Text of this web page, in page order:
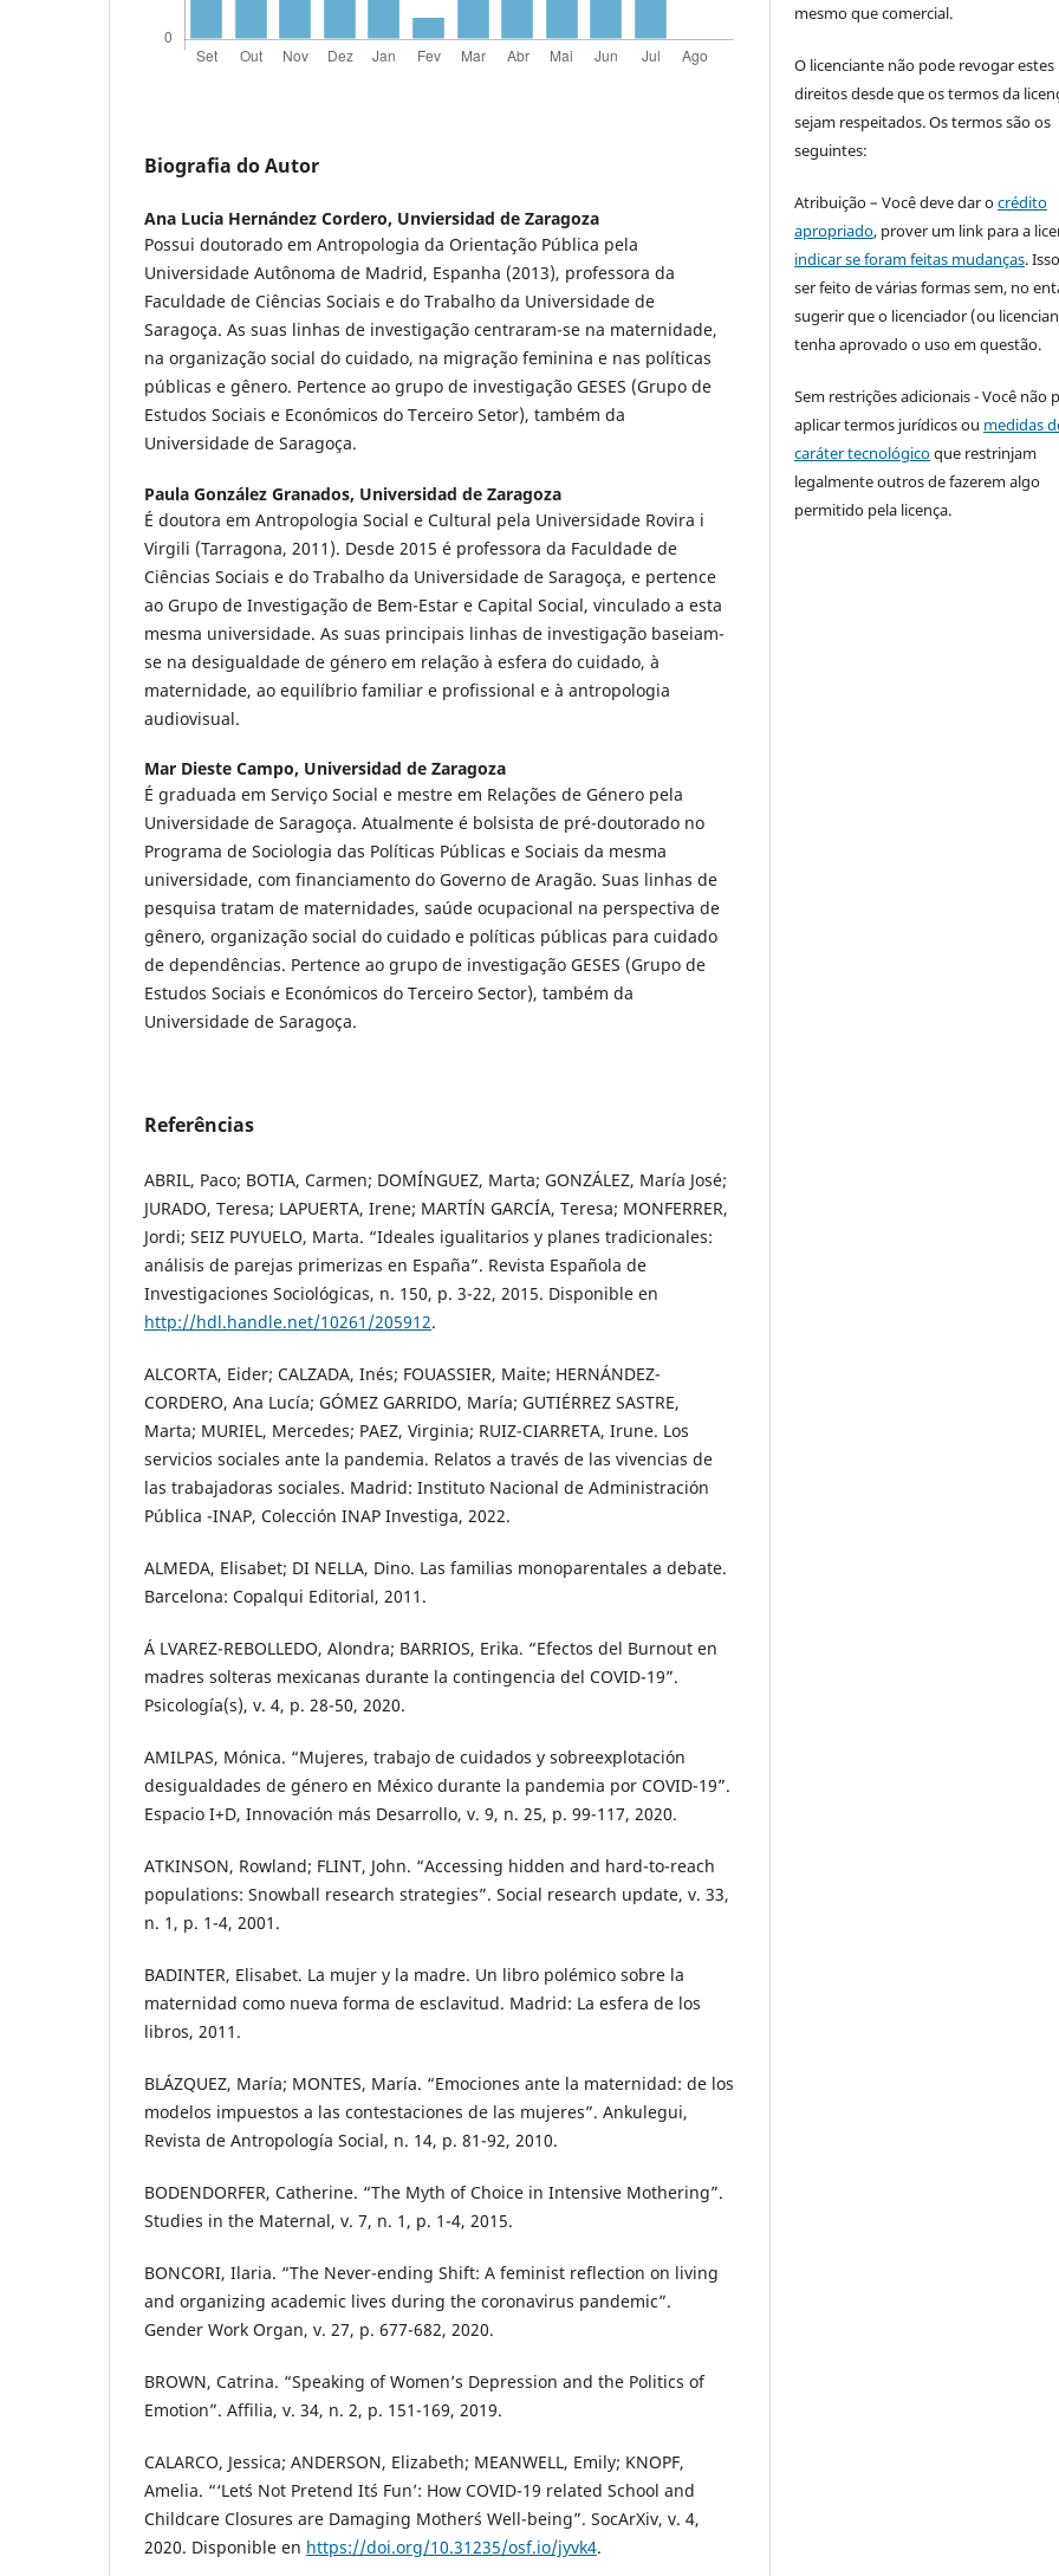
Biografia do Autor
Ana Lucia Hernández Cordero, Unviersidad de Zaragoza
Possui doutorado em Antropologia da Orientação Pública pela
Universidade Autônoma de Madrid, Espanha (2013), professora da
Faculdade de Ciências Sociais e do Trabalho da Universidade de
Saragoça. As suas linhas de investigação centraram-se na maternidade,
na organização social do cuidado, na migração feminina e nas políticas
públicas e gênero. Pertence ao grupo de investigação GESES (Grupo de
Estudos Sociais e Económicos do Terceiro Setor), também da
Universidade de Saragoça.
Paula González Granados, Universidad de Zaragoza
É doutora em Antropologia Social e Cultural pela Universidade Rovira i
Virgili (Tarragona, 2011). Desde 2015 é professora da Faculdade de
Ciências Sociais e do Trabalho da Universidade de Saragoça, e pertence
ao Grupo de Investigação de Bem-Estar e Capital Social, vinculado a esta
mesma universidade. As suas principais linhas de investigação baseiam-
se na desigualdade de género em relação à esfera do cuidado, à
maternidade, ao equilíbrio familiar e profissional e à antropologia
audiovisual.
Mar Dieste Campo, Universidad de Zaragoza
É graduada em Serviço Social e mestre em Relações de Género pela
Universidade de Saragoça. Atualmente é bolsista de pré-doutorado no
Programa de Sociologia das Políticas Públicas e Sociais da mesma
universidade, com financiamento do Governo de Aragão. Suas linhas de
pesquisa tratam de maternidades, saúde ocupacional na perspectiva de
gênero, organização social do cuidado e políticas públicas para cuidado
de dependências. Pertence ao grupo de investigação GESES (Grupo de
Estudos Sociais e Económicos do Terceiro Sector), também da
Universidade de Saragoça.
Referências
ABRIL, Paco; BOTIA, Carmen; DOMÍNGUEZ, Marta; GONZÁLEZ, María José;
JURADO, Teresa; LAPUERTA, Irene; MARTÍN GARCÍA, Teresa; MONFERRER,
Jordi; SEIZ PUYUELO, Marta. “Ideales igualitarios y planes tradicionales:
análisis de parejas primerizas en España”. Revista Española de
Investigaciones Sociológicas, n. 150, p. 3-22, 2015. Disponible en
http://hdl.handle.net/10261/205912.
ALCORTA, Eider; CALZADA, Inés; FOUASSIER, Maite; HERNÁNDEZ-
CORDERO, Ana Lucía; GÓMEZ GARRIDO, María; GUTIÉRREZ SASTRE,
Marta; MURIEL, Mercedes; PAEZ, Virginia; RUIZ-CIARRETA, Irune. Los
servicios sociales ante la pandemia. Relatos a través de las vivencias de
las trabajadoras sociales. Madrid: Instituto Nacional de Administración
Pública -INAP, Colección INAP Investiga, 2022.
ALMEDA, Elisabet; DI NELLA, Dino. Las familias monoparentales a debate.
Barcelona: Copalqui Editorial, 2011.
Á LVAREZ-REBOLLEDO, Alondra; BARRIOS, Erika. “Efectos del Burnout en
madres solteras mexicanas durante la contingencia del COVID-19”.
Psicología(s), v. 4, p. 28-50, 2020.
AMILPAS, Mónica. “Mujeres, trabajo de cuidados y sobreexplotación
desigualdades de género en México durante la pandemia por COVID-19”.
Espacio I+D, Innovación más Desarrollo, v. 9, n. 25, p. 99-117, 2020.
ATKINSON, Rowland; FLINT, John. “Accessing hidden and hard-to-reach
populations: Snowball research strategies”. Social research update, v. 33,
n. 1, p. 1-4, 2001.
BADINTER, Elisabet. La mujer y la madre. Un libro polémico sobre la
maternidad como nueva forma de esclavitud. Madrid: La esfera de los
libros, 2011.
BLÁZQUEZ, María; MONTES, María. “Emociones ante la maternidad: de los
modelos impuestos a las contestaciones de las mujeres”. Ankulegui,
Revista de Antropología Social, n. 14, p. 81-92, 2010.
BODENDORFER, Catherine. “The Myth of Choice in Intensive Mothering”.
Studies in the Maternal, v. 7, n. 1, p. 1-4, 2015.
BONCORI, Ilaria. “The Never-ending Shift: A feminist reflection on living
and organizing academic lives during the coronavirus pandemic”.
Gender Work Organ, v. 27, p. 677-682, 2020.
BROWN, Catrina. “Speaking of Women’s Depression and the Politics of
Emotion”. Affilia, v. 34, n. 2, p. 151-169, 2019.
CALARCO, Jessica; ANDERSON, Elizabeth; MEANWELL, Emily; KNOPF,
Amelia. “‘Let´s Not Pretend It´s Fun’: How COVID-19 related School and
Childcare Closures are Damaging Mother´s Well-being”. SocArXiv, v. 4,
2020. Disponible en https://doi.org/10.31235/osf.io/jyvk4.
mesmo que comercial.
O licenciante não pode revogar estes
direitos desde que os termos da
sejam respeitados. Os termos são os
seguintes:
Atribuição – Você deve dar ocrédito
apropriado, prover um link para a
indicar se foram feitas mudanças.
ser feito de várias formas sem, no
sugerir que o licenciador (ou
tenha aprovado o uso em questão.
Sem restrições adicionais - Você não
aplicar termos jurídicos ou medidas
caráter tecnológicoque restrinjam
legalmente outros de fazerem algo
permitido pela licença.